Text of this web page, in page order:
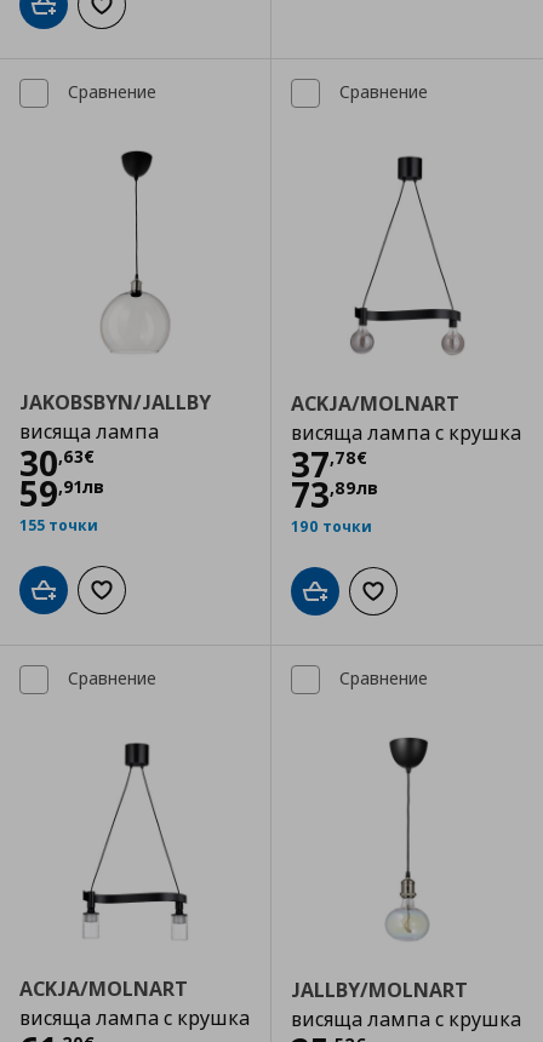
Добави в кошницата
Добави към списъка с любими
Сравнение
JAKOBSBYN/JALLBY
висяща лампа
30,63€
Цена
59,91лв
155 точки
Добави в кошницата
Добави към списъка с любими
Сравнение
ACKJA/MOLNART
висяща лампа с крушка
37,78€
Цена
73,89лв
190 точки
Добави в кошницата
Добави към
Сравнение
ACKJA/MOLNART
висяща лампа с крушка
Сравнение
JALLBY/MOLNART
висяща лампа с крушка